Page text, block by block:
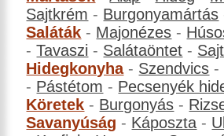
Sajtkrém - Burgonyamártás
Saláták - Majonézes -
-Tavaszi - Salátaöntet -
Hidegkonyha- Szendvics -
- Pástétom - Pecsenyék
Köretek - Burgonyás -
Savanyúság - Káposzta -